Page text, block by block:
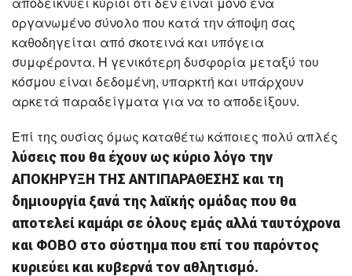
οργανωμένο σύνολο που κατά την άποψη σας
καθοδηγείται από σκοτεινά και υπόγεια
συμφέροντα. Η γενικότερη δυσφορία μεταξύ του
κόσμου είναι δεδομένη, υπαρκτή και υπάρχουν
αρκετά παραδείγματα για να το αποδείξουν.
Επί της ουσίας όμως καταθέτω κάποιες πολύ απλές
λύσεις που θα έχουν ως κύριο λόγο την
ΑΠΟΚΗΡΥΞΗ ΤΗΣ ΑΝΤΙΠΑΡΑΘΕΣΗΣ και τη
δημιουργία ξανά της λαϊκής ομάδας που θα
αποτελεί καμάρι σε όλους εμάς αλλά ταυτόχρονα
και ΦΟΒΟ στο σύστημα που επί του παρόντος
κυριεύει και κυβερνά τον αθλητισμό.